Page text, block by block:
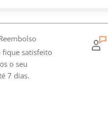
fique satisfeito
o seu
7 dias.